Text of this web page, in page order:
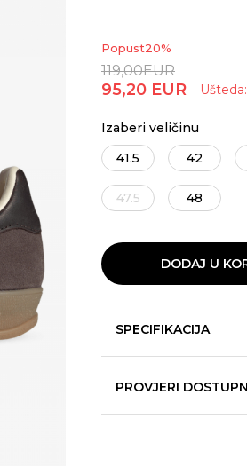
Popust20%
119,00EUR
95,20 EUR Ušteda:
Izaberi veličinu
41.5
42
47.5 48
DODAJ U
SPECIFIKACIJA
PROVJERI